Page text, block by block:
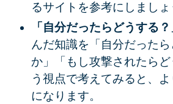
るサイトを参考にしましょ
「自分だったらどうする
んだ知識を「自分だった
か」「もし攻撃されたら
う視点で考えてみると、
になります。